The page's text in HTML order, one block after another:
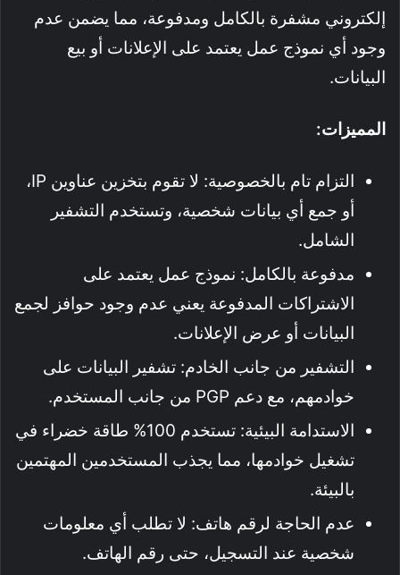
إلكتروني مشفرة بالكامل ومدفوعة، مما يضمن عدم
وجود أي نموذج عمل يعتمد على الإعلانات أو بيع
البيانات.
المميزات:
التزام تام بالخصوصية: لا تقوم بتخزين عناوين IP،
أو جمع أي بيانات شخصية، وتستخدم التشفير
الشامل.
مدفوعة بالكامل: نموذج عمل يعتمد على
الاشتراكات المدفوعة يعني عدم وجود حوافز لجمع
البيانات أو عرض الإعلانات.
التشفير من جانب الخادم: تشفير البيانات على
خوادمهم، مع دعم PGP من جانب المستخدم.
الاستدامة البيئية: تستخدم 100% طاقة خضراء في
تشغيل خوادمها، مما يجذب المستخدمين المهتمين
بالبيئة.
عدم الحاجة لرقم هاتف: لا تطلب أي معلومات
شخصية عند التسجيل، حتى رقم الهاتف.